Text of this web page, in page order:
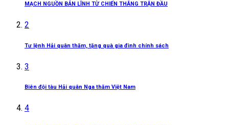
MẠCH NGUỒN BẢN LĨNH TỪ CHIẾN THẮNG TRẬN ĐẦU
2
Tư lệnh Hải quân thăm, tặng quà gia đình chính sách
3
Biên đội tàu Hải quân Nga thăm Việt Nam
4